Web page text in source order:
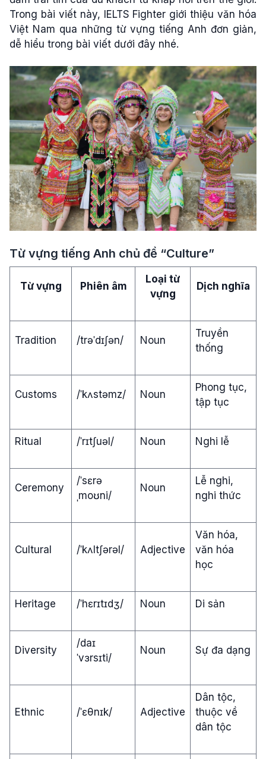
Trong bài viết này, IELTS Fighter giới thiệu văn hóa
Việt Nam qua những từ vựng tiếng Anh đơn giản,
dễ hiểu trong bài viết dưới đây nhé.
Từ vựng tiếng Anh chủ đề “Culture”
Từ vựng Phiên âm
Loại từ
vựng
Dịch nghĩa
Tradition /trəˈdɪʃən/ Noun
Truyền
thống
Customs /ˈkʌstəmz/ Noun
Phong tục,
tập tục
Ritual /ˈrɪtʃuəl/ Noun Nghi lễ
Ceremony
/ˈsɛrə
ˌmoʊni/
Noun
Lễ nghi,
nghi thức
Cultural /ˈkʌltʃərəl/ Adjective
Văn hóa,
văn hóa
học
Heritage /ˈhɛrɪtɪdʒ/ Noun Di sản
Diversity
/daɪ
ˈvɜrsɪti/
Noun Sự đa dạng
Ethnic /ˈɛθnɪk/ Adjective
Dân tộc,
thuộc về
dân tộc